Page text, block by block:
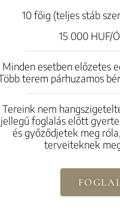
10 főig (teljes stáb
15 000 HUF/
Minden esetben előzetes
terem párhuzamos
Tereink nem
jellegű foglalás előtt
és győződjetek meg
terveiteknek